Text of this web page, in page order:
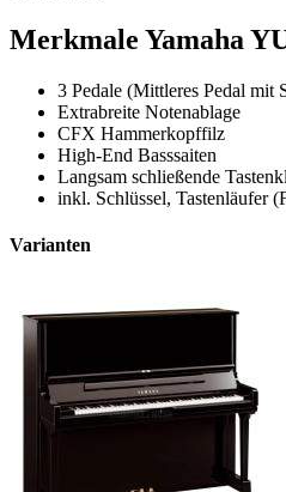
Merkmale Yamaha
3 Pedale (Mittleres Pedal mit
Extrabreite Notenablage
CFX Hammerkopffilz
High-End Basssaiten
Langsam schließende
inkl. Schlüssel, Tastenläufer
Varianten